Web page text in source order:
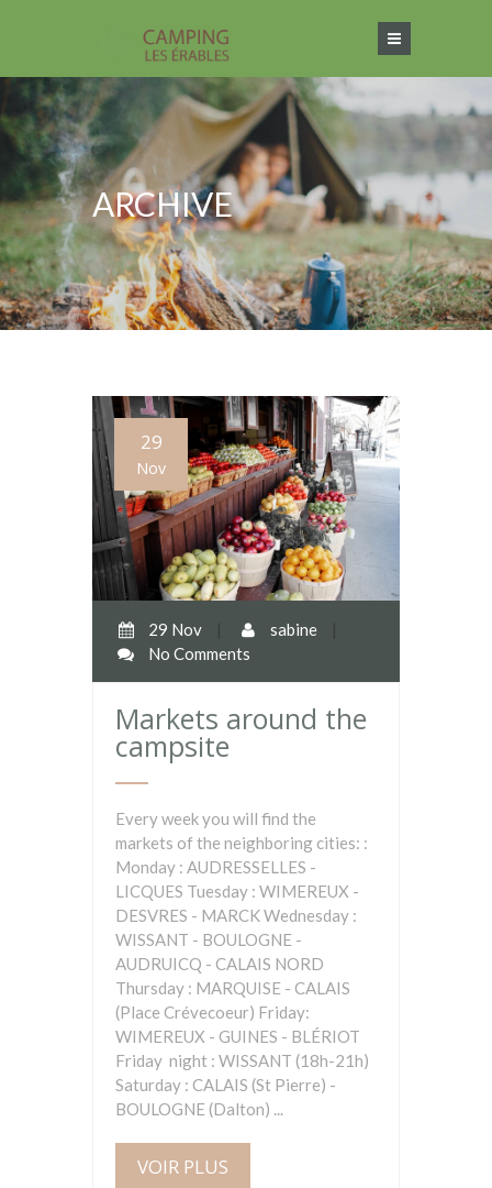
ARCHIVE
29
Nov
29 Nov sabine
No Comments
Markets around the
campsite
Every week you will find the
markets of the neighboring cities: :
Monday : AUDRESSELLES -
LICQUES Tuesday : WIMEREUX -
DESVRES - MARCK Wednesday :
WISSANT - BOULOGNE -
AUDRUICQ - CALAIS NORD
Thursday : MARQUISE - CALAIS
(Place Crévecoeur) Friday:
WIMEREUX - GUINES - BLÉRIOT
Friday night : WISSANT (18h-21h)
Saturday : CALAIS (St Pierre) -
BOULOGNE (Dalton) ...
VOIR PLUS